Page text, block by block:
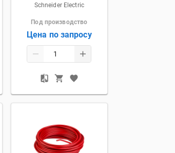
Schneider Electric
Под производство
Цена по запросу